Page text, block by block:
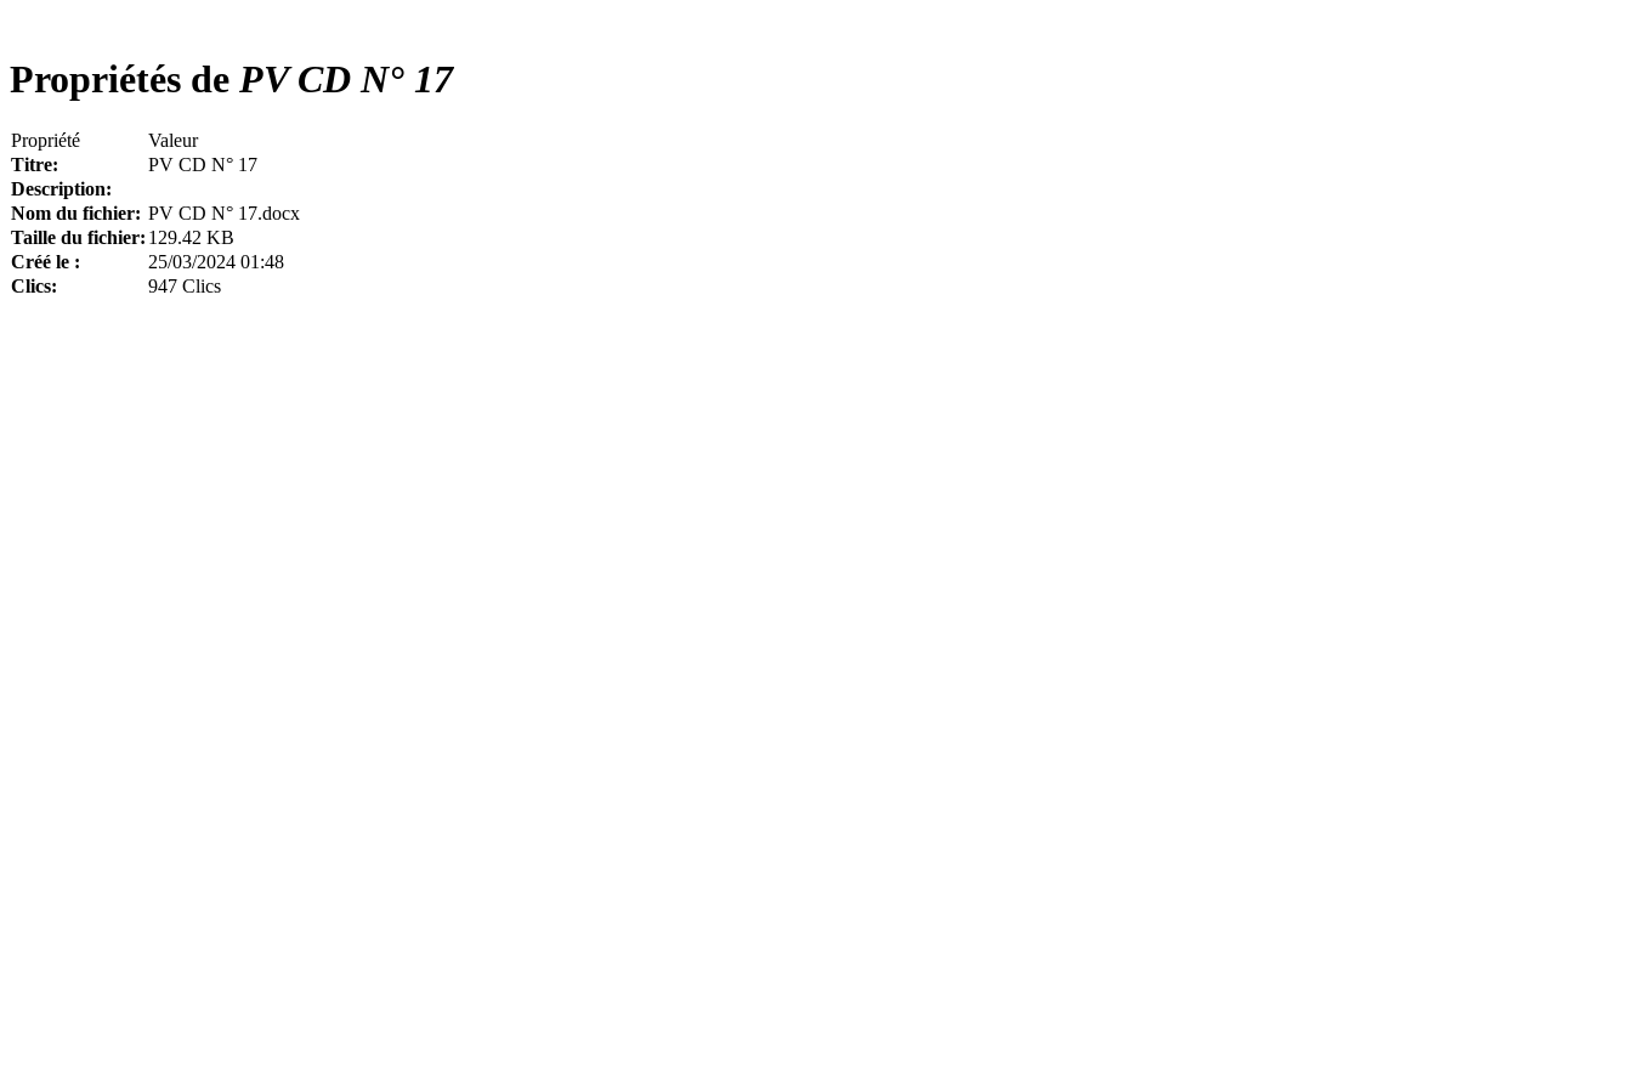
Propriétés de PV CD N° 17
Propriété
Valeur
Titre:
PV CD N° 17
Description:
Nom du fichier: PV CD N° 17.docx
Taille du fichier: 129.42 KB
Créé le :
25/03/2024 01:48
Clics:
947 Clics